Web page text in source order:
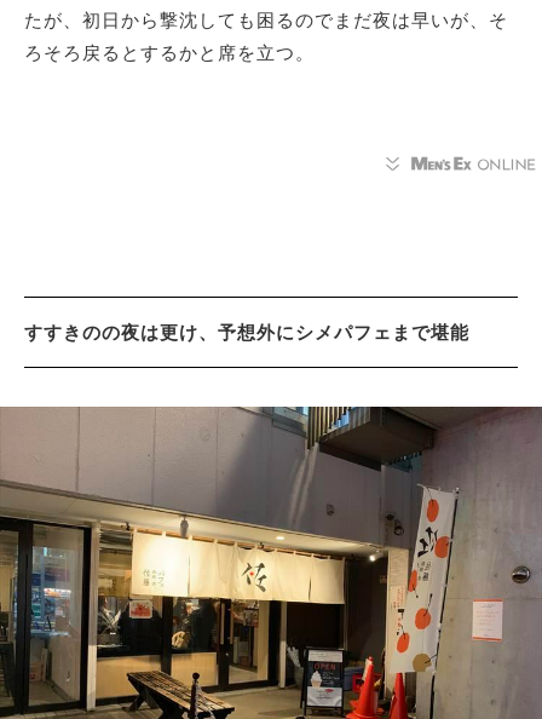
たが、初日から撃沈しても困るのでまだ夜は早いが、そ
ろそろ戻るとするかと席を立つ。
すすきのの夜は更け、予想外にシメパフェまで堪能